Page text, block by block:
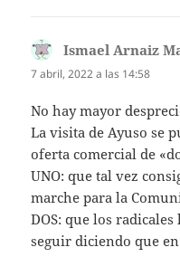
Ismael Arnaiz
7 abril, 2022 a las 14:58
No hay mayor
La visita de Ayuso se
oferta comercial de
UNO: que tal vez
marche para la
DOS: que los
seguir diciendo que